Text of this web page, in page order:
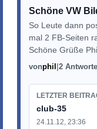
Schöne VW
So Leute dann
mal 2 FB-Seiten
Schöne Grüße
vonphil 2
LETZTER
club-35
24.11.12, 23:36